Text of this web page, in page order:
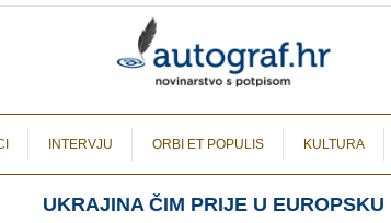
INTERVJU ORBI ET POPULIS KULTURA
UKRAJINA ČIM PRIJE U EUROPSKU